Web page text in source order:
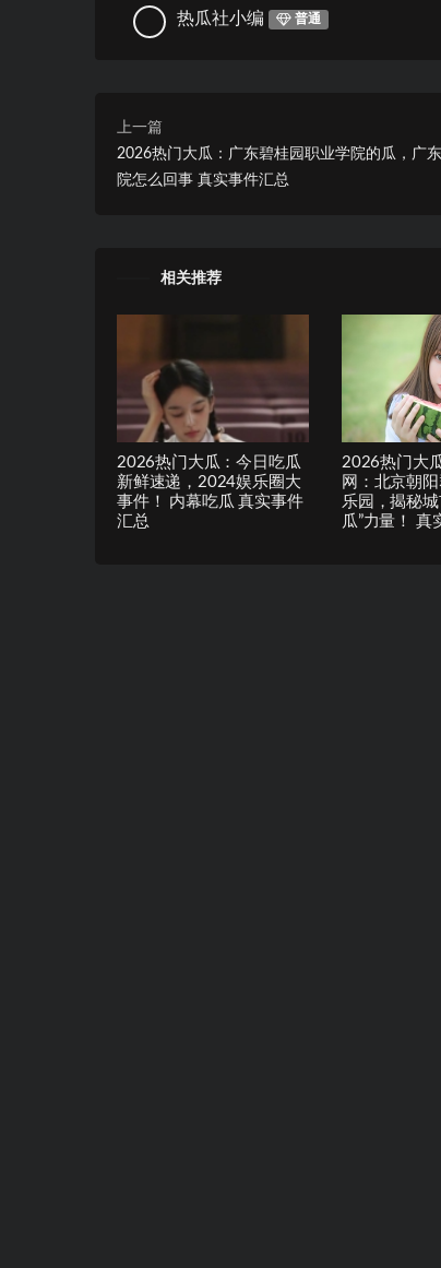
热瓜社小编 普通
上一篇
2026热门大瓜：广东碧桂园职业学院的瓜，广
院怎么回事 真实事件汇总
相关推荐
2026热门大瓜：今日吃瓜
新鲜速递，2024娱乐圈大
事件！ 内幕吃瓜 真实事件
汇总
2026热门大
网：北京朝
乐园，揭秘
瓜”力量！ 真